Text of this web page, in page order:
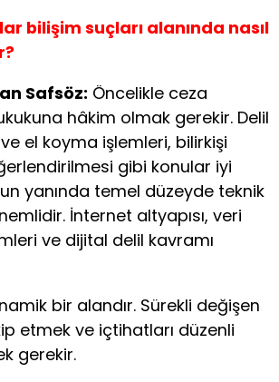
bilişim suçları alanında nasıl
Safsöz: Öncelikle ceza
hâkim olmak gerekir. Delil
el koyma işlemleri, bilirkişi
gibi konular iyi
yanında temel düzeyde teknik
İnternet altyapısı, veri
ve dijital delil kavramı
bir alandır. Sürekli değişen
etmek ve içtihatları düzenli
gerekir.